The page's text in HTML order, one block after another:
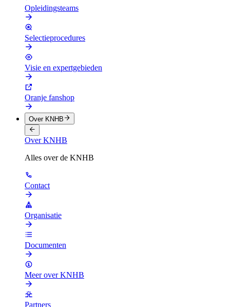
Opleidingsteams
Selectieprocedures
Visie en expertgebieden
Oranje fanshop
Over KNHB
Over KNHB
Alles over de KNHB
Contact
Organisatie
Documenten
Meer over KNHB
Partners